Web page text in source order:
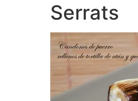
Serrats